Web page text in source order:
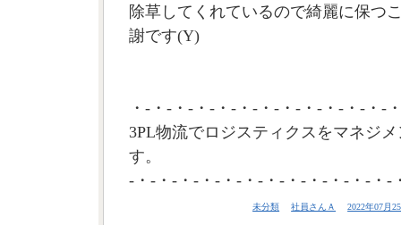
除草してくれているので綺麗に保つ
謝です(Y)
・-・-・-・-・-・-・-・-・-・-・-・-
3PL物流でロジスティクスをマネジ
す。
-・-・-・-・-・-・-・-・-・-・-・-・-
未分類 社員さんＡ 2022年07月